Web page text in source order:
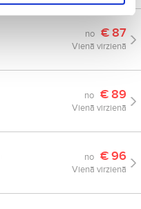
no €87
Vienā virzienā
no €89
Vienā virzienā
no €96
Vienā virzienā